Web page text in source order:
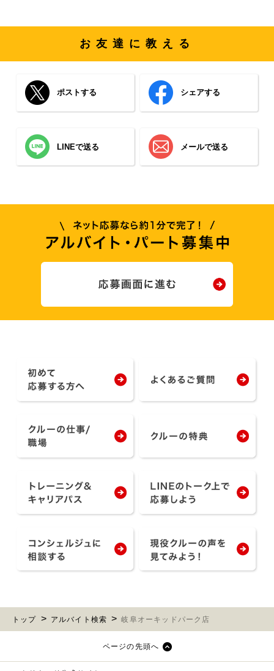
お友達に教える
ポストする シェアする
LINEで送る メールで送る
トップ アルバイト検索 岐阜オーキッドパーク店
ページの先頭へ